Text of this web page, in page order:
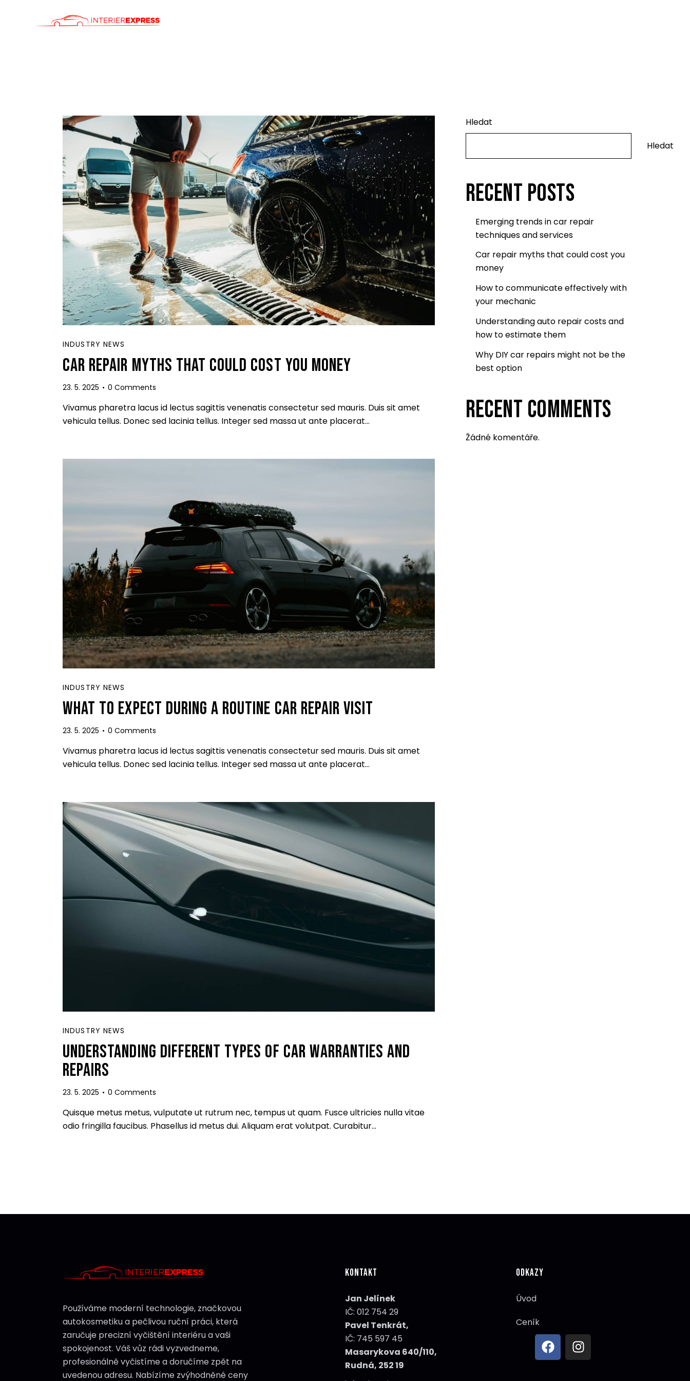
CENÍK
KONTAKT
INDUSTRY NEWS
CAR REPAIR MYTHS THAT COULD COST YOU MONEY
23. 5. 2025 0 Comments
Vivamus pharetra lacus id lectus sagittis venenatis consectetur sed mauris. Duis sit amet
vehicula tellus. Donec sed lacinia tellus. Integer sed massa ut ante placerat…
INDUSTRY NEWS
WHAT TO EXPECT DURING A ROUTINE CAR REPAIR VISIT
23. 5. 2025 0 Comments
Vivamus pharetra lacus id lectus sagittis venenatis consectetur sed mauris. Duis sit amet
vehicula tellus. Donec sed lacinia tellus. Integer sed massa ut ante placerat…
INDUSTRY NEWS
UNDERSTANDING DIFFERENT TYPES OF CAR WARRANTIES AND
REPAIRS
23. 5. 2025 0 Comments
Quisque metus metus, vulputate ut rutrum nec, tempus ut quam. Fusce ultricies nulla vitae
odio fringilla faucibus. Phasellus id metus dui. Aliquam erat volutpat. Curabitur…
Hledat
Hledat
RECENT POSTS
Emerging trends in car repair
techniques and services
Car repair myths that could cost you
money
How to communicate effectively with
your mechanic
Understanding auto repair costs and
how to estimate them
Why DIY car repairs might not be the
best option
RECENT COMMENTS
Žádné komentáře.
Používáme moderní technologie, značkovou
autokosmetiku a pečlivou ruční práci, která
zaručuje precizní vyčištění interiéru a vaši
spokojenost. Váš vůz rádi vyzvedneme,
profesionálně vyčistíme a doručíme zpět na
uvedenou adresu. Nabízíme zvýhodněné ceny
KONTAKT
Jan Jelínek
IČ: 012 754 29
Pavel Tenkrát,
IČ: 745 597 45
Masarykova 640/110,
Rudná, 252 19
ODKAZY
Úvod
Ceník